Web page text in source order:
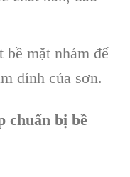
bề mặt nhám để
dính của sơn.
chuẩn bị bề